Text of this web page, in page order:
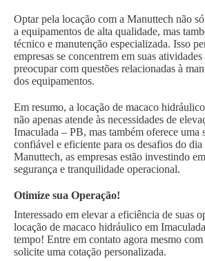
Optar pela locação com a Manuttech não
a equipamentos de alta qualidade, mas
técnico e manutenção especializada. Isso
empresas se concentrem em suas
preocupar com questões relacionadas à
dos equipamentos.
Em resumo, a locação de macaco
não apenas atende às necessidades de
Imaculada – PB, mas também oferece uma
confiável e eficiente para os desafios do
Manuttech, as empresas estão investindo
segurança e tranquilidade operacional.
Otimize sua Operação!
Interessado em elevar a eficiência de suas
locação de macaco hidráulico em
tempo! Entre em contato agora mesmo
solicite uma cotação personalizada.